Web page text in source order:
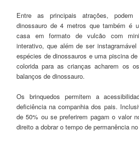
Entre as principais atrações, podem
dinossauro de 4 metros que também é
casa em formato de vulcão com
interativo, que além de ser
espécies de dinossauros e uma piscina
colorida para as crianças acharem os
balanços de dinossauro.
Os brinquedos permitem a
deficiência na companhia dos pais.
de 50% ou se preferirem pagam o valor
direito a dobrar o tempo de permanência